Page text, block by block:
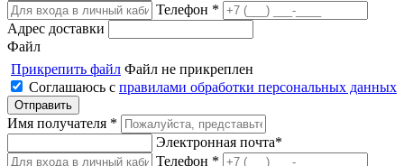
Телефон *
Адрес доставки
Файл
Прикрепить файл Файл не прикреплен
Соглашаюсь с правилами обработки персональных данных
Имя получателя *
Электронная почта*
Телефон *